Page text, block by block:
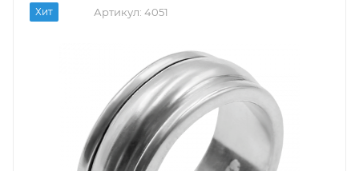
Хит Артикул: 4051